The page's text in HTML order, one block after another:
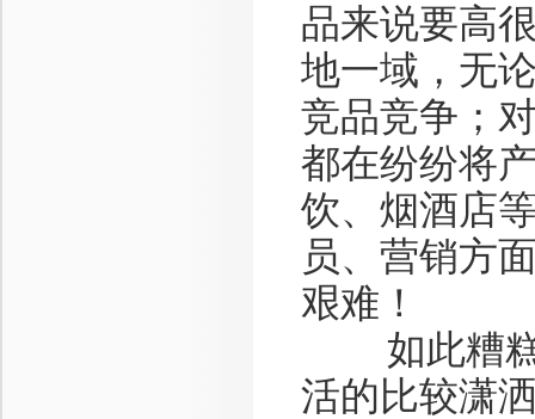
品来说要高
地一域，无
竞品竞争；
都在纷纷将
饮、烟酒店
员、营销方
艰难！
如此糟糕
活的比较潇